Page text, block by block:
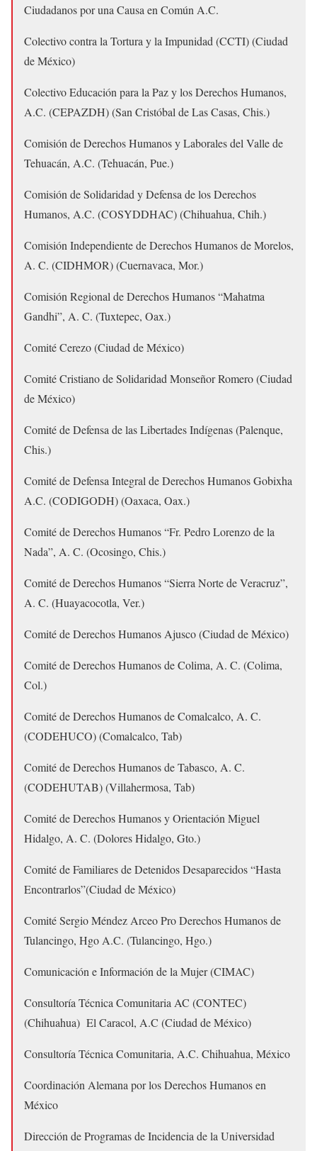
Ciudadanos por una Causa en Común A.C.
Colectivo contra la Tortura y la Impunidad (CCTI) (Ciudad
de México)
Colectivo Educación para la Paz y los Derechos Humanos,
A.C. (CEPAZDH) (San Cristóbal de Las Casas, Chis.)
Comisión de Derechos Humanos y Laborales del Valle de
Tehuacán, A.C. (Tehuacán, Pue.)
Comisión de Solidaridad y Defensa de los Derechos
Humanos, A.C. (COSYDDHAC) (Chihuahua, Chih.)
Comisión Independiente de Derechos Humanos de Morelos,
A. C. (CIDHMOR) (Cuernavaca, Mor.)
Comisión Regional de Derechos Humanos “Mahatma
Gandhi”, A. C. (Tuxtepec, Oax.)
Comité Cerezo (Ciudad de México)
Comité Cristiano de Solidaridad Monseñor Romero (Ciudad
de México)
Comité de Defensa de las Libertades Indígenas (Palenque,
Chis.)
Comité de Defensa Integral de Derechos Humanos Gobixha
A.C. (CODIGODH) (Oaxaca, Oax.)
Comité de Derechos Humanos “Fr. Pedro Lorenzo de la
Nada”, A. C. (Ocosingo, Chis.)
Comité de Derechos Humanos “Sierra Norte de Veracruz”,
A. C. (Huayacocotla, Ver.)
Comité de Derechos Humanos Ajusco (Ciudad de México)
Comité de Derechos Humanos de Colima, A. C. (Colima,
Col.)
Comité de Derechos Humanos de Comalcalco, A. C.
(CODEHUCO) (Comalcalco, Tab)
Comité de Derechos Humanos de Tabasco, A. C.
(CODEHUTAB) (Villahermosa, Tab)
Comité de Derechos Humanos y Orientación Miguel
Hidalgo, A. C. (Dolores Hidalgo, Gto.)
Comité de Familiares de Detenidos Desaparecidos “Hasta
Encontrarlos”(Ciudad de México)
Comité Sergio Méndez Arceo Pro Derechos Humanos de
Tulancingo, Hgo A.C. (Tulancingo, Hgo.)
Comunicación e Información de la Mujer (CIMAC)
Consultoría Técnica Comunitaria AC (CONTEC)
(Chihuahua) El Caracol, A.C (Ciudad de México)
Consultoría Técnica Comunitaria, A.C. Chihuahua, México
Coordinación Alemana por los Derechos Humanos en
México
Dirección de Programas de Incidencia de la Universidad